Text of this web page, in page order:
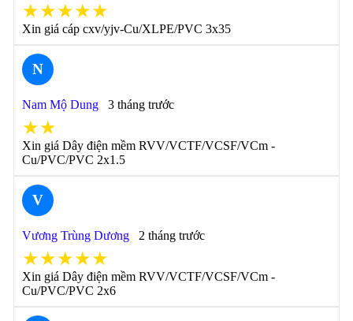
★★★★★
Xin giá cáp cxv/yjv-Cu/XLPE/PVC 3x35
N
Nam Mộ Dung 3 tháng trước
★★
Xin giá Dây điện mềm RVV/VCTF/VCSF/VCm -
Cu/PVC/PVC 2x1.5
V
Vương Trùng Dương 2 tháng trước
★★★★★
Xin giá Dây điện mềm RVV/VCTF/VCSF/VCm -
Cu/PVC/PVC 2x6